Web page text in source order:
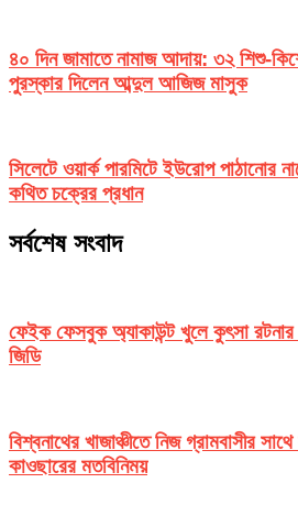
৪০ দিন জামাতে নামাজ আদায়: ৩২ শিশু-
পুরস্কার দিলেন আব্দুল আজিজ মাসুক
সিলেটে ওয়ার্ক পারমিটে ইউরোপ পাঠানোর
কথিত চক্রের প্রধান
সর্বশেষ সংবাদ
ফেইক ফেসবুক অ্যাকাউন্ট খুলে কুৎসা রটনার
জিডি
বিশ্বনাথের খাজাঞ্চীতে নিজ গ্রামবাসীর
কাওছারের মতবিনিময়